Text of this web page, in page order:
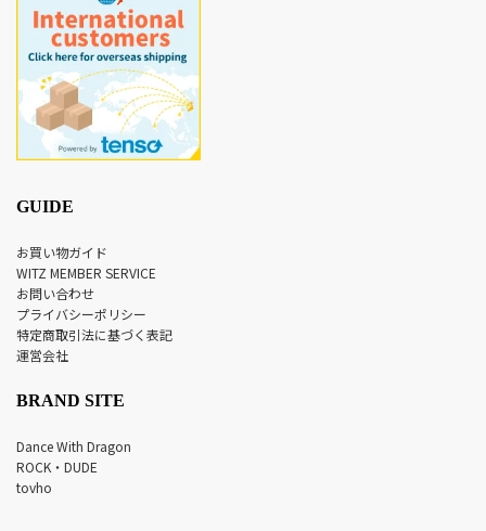
GUIDE
お買い物ガイド
WITZ MEMBER SERVICE
お問い合わせ
プライバシーポリシー
特定商取引法に基づく表記
運営会社
BRAND SITE
Dance With Dragon
ROCK・DUDE
tovho